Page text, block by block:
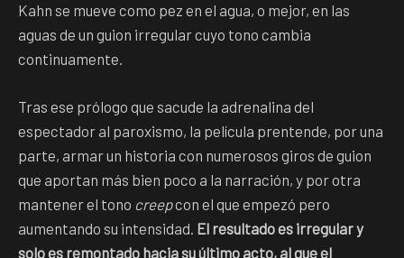
Kahn se mueve como pez en el agua, o mejor, en las
aguas de un guion irregular cuyo tono cambia
continuamente.
Tras ese prólogo que sacude la adrenalina del
espectador al paroxismo, la película prentende, por una
parte, armar un historia con numerosos giros de guion
que aportan más bien poco a la narración, y por otra
mantener el tono creepcon el que empezó pero
aumentando su intensidad. El resultado es irregular y
solo es remontado hacia su último acto, al que el